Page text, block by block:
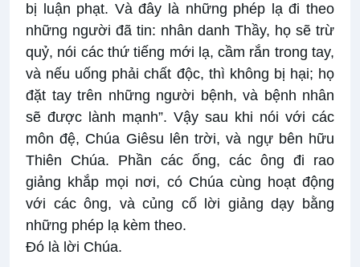
bị luận phạt. Và đây là những phép lạ đi theo
những người đã tin: nhân danh Thầy, họ sẽ trừ
quỷ, nói các thứ tiếng mới lạ, cầm rắn trong tay,
và nếu uống phải chất độc, thì không bị hại; họ
đặt tay trên những người bệnh, và bệnh nhân
sẽ được lành mạnh”. Vậy sau khi nói với các
môn đệ, Chúa Giêsu lên trời, và ngự bên hữu
Thiên Chúa. Phần các ống, các ông đi rao
giảng khắp mọi nơi, có Chúa cùng hoạt động
với các ông, và củng cố lời giảng dạy bằng
những phép lạ kèm theo.
Đó là lời Chúa.